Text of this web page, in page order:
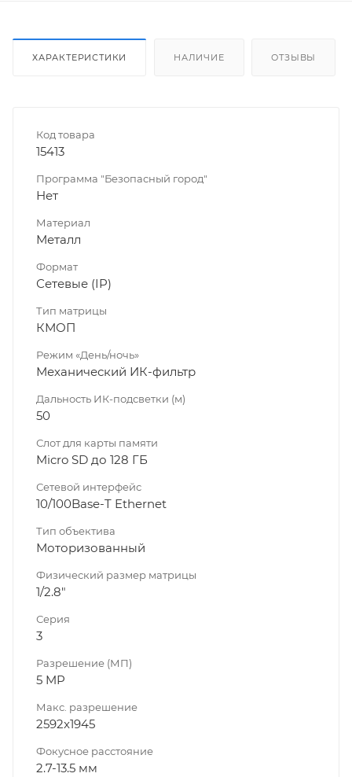
ХАРАКТЕРИСТИКИ НАЛИЧИЕ ОТЗЫВЫ
Код товара
15413
Программа "Безопасный город"
Нет
Материал
Металл
Формат
Сетевые (IP)
Тип матрицы
КМОП
Режим «День/ночь»
Механический ИК-фильтр
Дальность ИК-подсветки (м)
50
Слот для карты памяти
Micro SD до 128 ГБ
Сетевой интерфейс
10/100Base-T Ethernet
Тип объектива
Моторизованный
Физический размер матрицы
1/2.8"
Серия
3
Разрешение (МП)
5 MP
Макс. разрешение
2592x1945
Фокусное расстояние
2.7-13.5 мм